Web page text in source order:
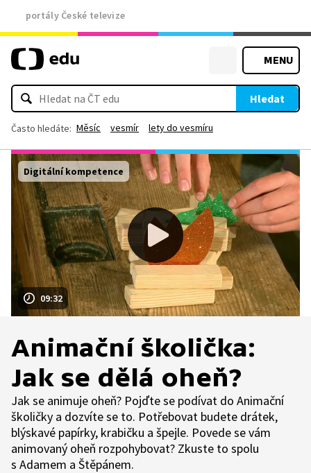
portály České televize
MENU
Hledat
Často hledáte: Měsíc vesmír lety do vesmíru
09:32
Digitální kompetence
Animační školička:
Jak se dělá oheň?
Jak se animuje oheň? Pojďte se podívat do Animační
školičky a dozvíte se to. Potřebovat budete drátek,
blýskavé papírky, krabičku a špejle. Povede se vám
animovaný oheň rozpohybovat? Zkuste to spolu
s Adamem a Štěpánem.